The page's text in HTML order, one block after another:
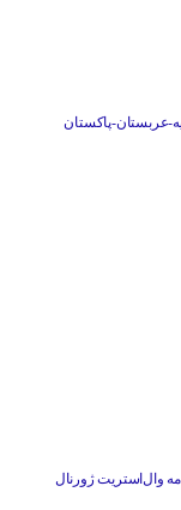
عربستان-پاکستان
وال‌استریت ژورنال